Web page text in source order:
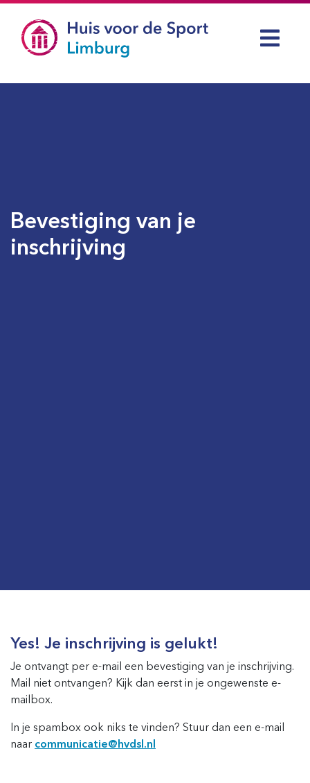
Bevestiging van je
inschrijving
Yes! Je inschrijving is gelukt!
Je ontvangt per e-mail een bevestiging van je inschrijving.
Mail niet ontvangen? Kijk dan eerst in je ongewenste e-
mailbox.
In je spambox ook niks te vinden? Stuur dan een e-mail
naar communicatie@hvdsl.nl